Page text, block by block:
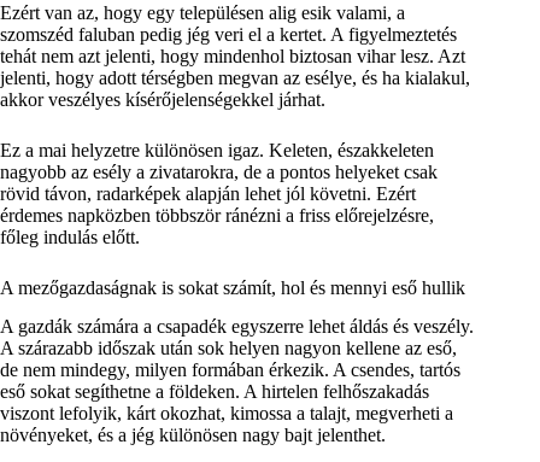
Ezért van az, hogy egy településen alig esik valami, a
szomszéd faluban pedig jég veri el a kertet. A figyelmeztetés
tehát nem azt jelenti, hogy mindenhol biztosan vihar lesz. Azt
jelenti, hogy adott térségben megvan az esélye, és ha kialakul,
akkor veszélyes kísérőjelenségekkel járhat.
Ez a mai helyzetre különösen igaz. Keleten, északkeleten
nagyobb az esély a zivatarokra, de a pontos helyeket csak
rövid távon, radarképek alapján lehet jól követni. Ezért
érdemes napközben többször ránézni a friss előrejelzésre,
főleg indulás előtt.
A mezőgazdaságnak is sokat számít, hol és mennyi eső hullik
A gazdák számára a csapadék egyszerre lehet áldás és veszély.
A szárazabb időszak után sok helyen nagyon kellene az eső,
de nem mindegy, milyen formában érkezik. A csendes, tartós
eső sokat segíthetne a földeken. A hirtelen felhőszakadás
viszont lefolyik, kárt okozhat, kimossa a talajt, megverheti a
növényeket, és a jég különösen nagy bajt jelenthet.